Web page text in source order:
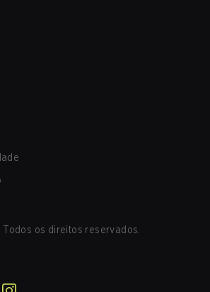
Todos os direitos reservados.